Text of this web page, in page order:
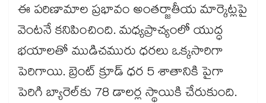
ఈ పరిణామాల ప్రభావం అంతర్జాతీయ మార్కెట్లపై
వెంటనే కనిపించింది. మధ్యప్రాచ్యంలో యుద్ధ
భయాలతో ముడిచమురు ధరలు ఒక్కసారిగా
పెరిగాయి. బ్రెంట్ క్రూడ్ ధర 5 శాతానికి పైగా
పెరిగి బ్యారెల్‌కు 78 డాలర్ల స్థాయికి చేరుకుంది.